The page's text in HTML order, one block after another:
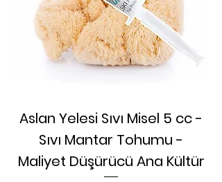
Aslan Yelesi Sıvı Misel 5 cc -
Sıvı Mantar Tohumu -
Maliyet Düşürücü Ana Kültür